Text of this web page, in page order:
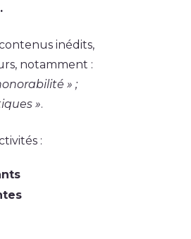
inédits,
notamment :
» ;
».
: